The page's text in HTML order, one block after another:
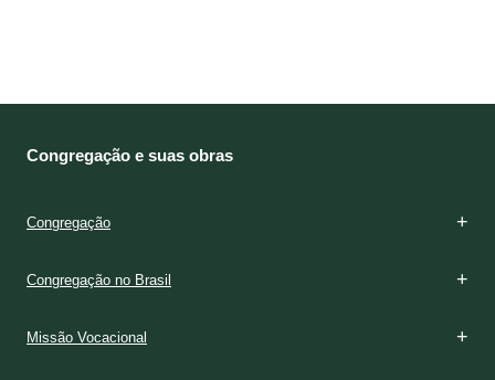
Congregação e suas obras
Congregação
Congregação no Brasil
Missão Vocacional